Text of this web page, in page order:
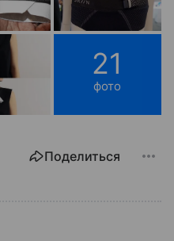
21
фото
Поделиться